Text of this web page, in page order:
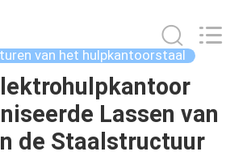
van het hulpkantoorstaal
Lassen van
de Staalstructuur